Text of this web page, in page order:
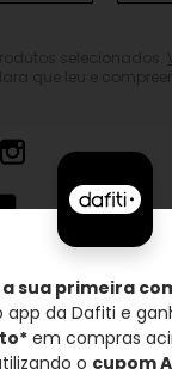
Troca grátis
a sua primeira
app da Dafiti e
em compras
o cupom